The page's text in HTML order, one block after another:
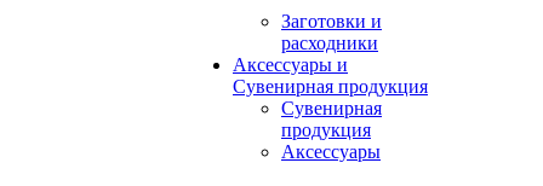
Заготовки и
расходники
Аксессуары и
Сувенирная продукция
Сувенирная
продукция
Аксессуары